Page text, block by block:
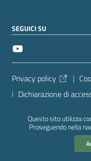
Questo sito utilizza
Proseguendo nella
SEGUICI SU
Sezione Link
Privacy policy |
| Dichiarazione di
PA di AgID
|